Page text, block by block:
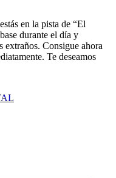
en la pista de “El
durante el día y
extraños. Consigue ahora
Te deseamos